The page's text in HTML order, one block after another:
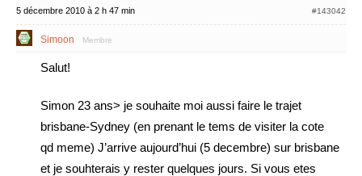
5 décembre 2010 à 2 h 47 min #143042
Simoon Membre
Salut!
Simon 23 ans> je souhaite moi aussi faire le trajet
brisbane-Sydney (en prenant le tems de visiter la cote
qd meme) J’arrive aujourd’hui (5 decembre) sur brisbane
et je souhterais y rester quelques jours. Si vous etes